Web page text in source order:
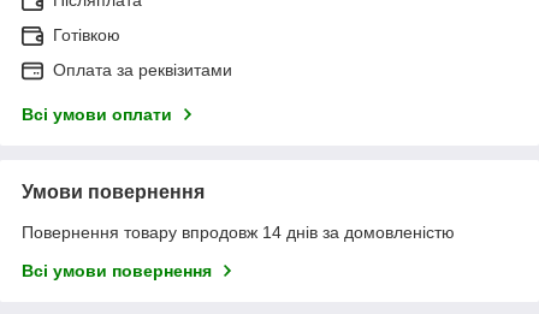
Готівкою
Оплата за реквізитами
Всі умови оплати
Умови повернення
Повернення товару впродовж 14 днів за домовленістю
Всі умови повернення